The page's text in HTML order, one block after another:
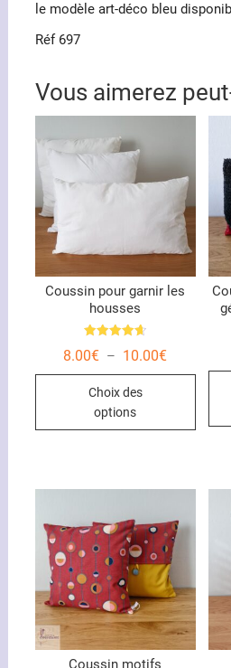
le modèle art-déco bleu
Réf 697
Vous aimerez
Coussin pour garnir les
housses
4.67
8.00€ – 10.00€Plage
Choix des
options
Ce
Les
sur
la
page
Coussin motifs